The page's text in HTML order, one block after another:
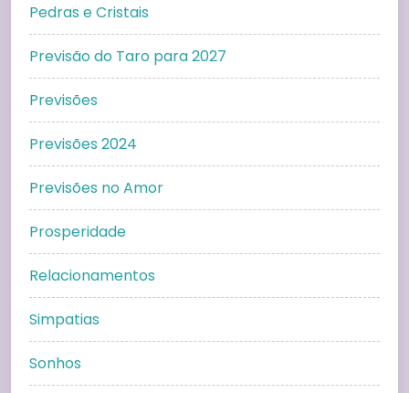
Pedras e Cristais
Previsão do Taro para 2027
Previsões
Previsões 2024
Previsões no Amor
Prosperidade
Relacionamentos
Simpatias
Sonhos